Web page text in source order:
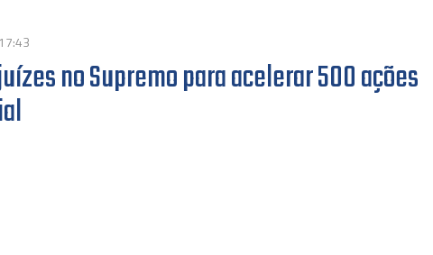
no Supremo para acelerar 500 ações